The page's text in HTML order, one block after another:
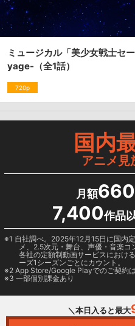
ミュージカル「美少女戦士セ
yage- （全1話）
720p
国内
アニメ見
月額660
7,400作品
1 自社調べ。2025年12月15日に国内
メ、2.5次元・舞台、声優・音楽コ
各社の定額制動画サービスにおけ
ーズ1シーズンごとにカウント。
2 App Store/Google Playでのご契約
3 一部個別課金あり
＼本日入ると最大